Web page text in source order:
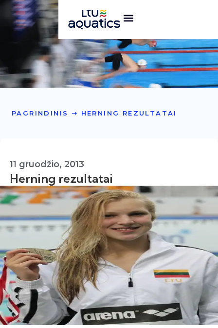
PAGRINDINIS ➝ HERNING REZULTATAI
11 gruodžio, 2013
Herning rezultatai